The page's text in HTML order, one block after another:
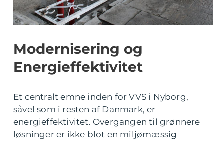
Modernisering og
Energieffektivitet
Et centralt emne inden for VVS i Nyborg,
såvel som i resten af Danmark, er
energieffektivitet. Overgangen til grønnere
løsninger er ikke blot en miljømæssig